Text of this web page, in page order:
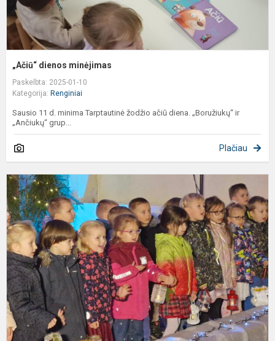
„Ačiū“ dienos minėjimas
Paskelbta: 2025-01-10
Kategorija: Renginiai
Sausio 11 d. minima Tarptautinė žodžio ačiū diena. „Boružiukų“ ir
„Ančiukų“ grup...
Plačiau